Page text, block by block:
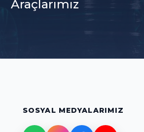
Araçlarımız
SOSYAL MEDYALARIMIZ